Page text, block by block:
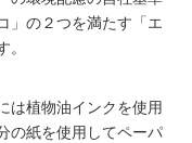
」の２つを満たす「エ
。
は植物油インクを使用
の紙を使用してペーパ